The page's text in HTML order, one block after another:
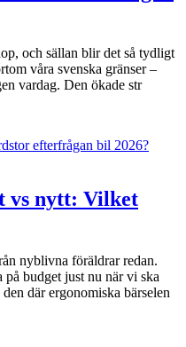
och sällan blir det så tydligt
våra svenska gränser –
vardag. Den ökade str
efterfrågan bil 2026?
vs nytt: Vilket
nyblivna föräldrar redan.
budget just nu när vi ska
där ergonomiska bärselen